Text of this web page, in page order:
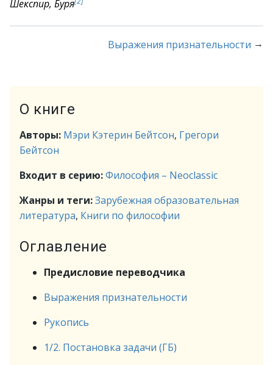
Шекспир, Буря
Выражения признательности →
О книге
Авторы: Мэри Кэтерин Бейтсон, Грегори
Бейтсон
Входит в серию:Философия – Neoclassic
Жанры и теги:Зарубежная образовательная
литература, Книги по философии
Оглавление
Предисловие переводчика
Выражения признательности
Рукопись
1/2. Постановка задачи (ГБ)